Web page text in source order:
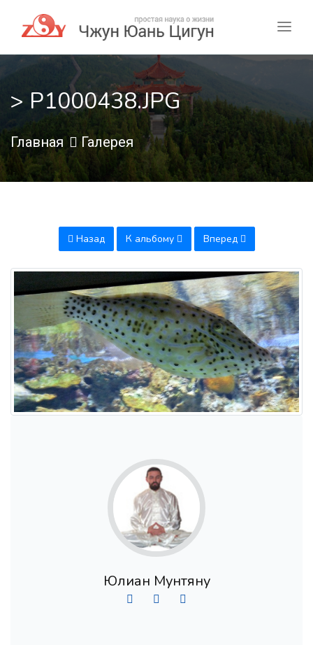
> P1000438.JPG
Главная Галерея
Назад К альбому Вперед
Юлиан Мунтяну